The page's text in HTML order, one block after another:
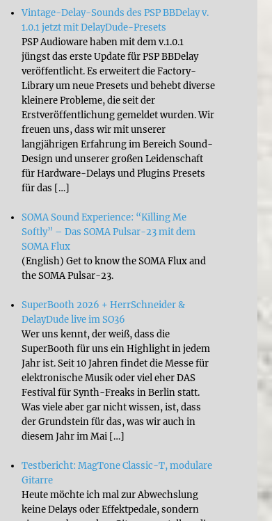
Vintage-Delay-Sounds des PSP BBDelay v.
1.0.1 jetzt mit DelayDude-Presets
PSP Audioware haben mit dem v.1.0.1
jüngst das erste Update für PSP BBDelay
veröffentlicht. Es erweitert die Factory-
Library um neue Presets und behebt diverse
kleinere Probleme, die seit der
Erstveröffentlichung gemeldet wurden. Wir
freuen uns, dass wir mit unserer
langjährigen Erfahrung im Bereich Sound-
Design und unserer großen Leidenschaft
für Hardware-Delays und Plugins Presets
für das […]
SOMA Sound Experience: “Killing Me
Softly” – Das SOMA Pulsar-23 mit dem
SOMA Flux
(English) Get to know the SOMA Flux and
the SOMA Pulsar-23.
SuperBooth 2026 + HerrSchneider &
DelayDude live im SO36
Wer uns kennt, der weiß, dass die
SuperBooth für uns ein Highlight in jedem
Jahr ist. Seit 10 Jahren findet die Messe für
elektronische Musik oder viel eher DAS
Festival für Synth-Freaks in Berlin statt.
Was viele aber gar nicht wissen, ist, dass
der Grundstein für das, was wir auch in
diesem Jahr im Mai […]
Testbericht: MagTone Classic-T, modulare
Gitarre
Heute möchte ich mal zur Abwechslung
keine Delays oder Effektpedale, sondern